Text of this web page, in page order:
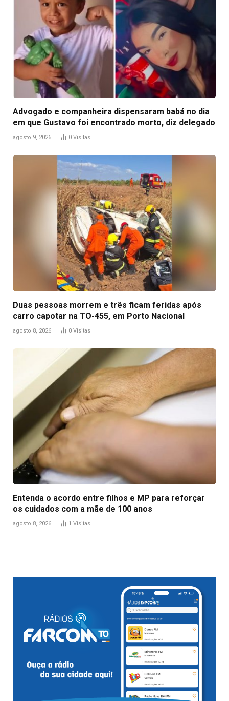
Advogado e companheira dispensaram babá no dia
em que Gustavo foi encontrado morto, diz delegado
agosto 9, 2026 0 Visitas
Duas pessoas morrem e três ficam feridas após
carro capotar na TO-455, em Porto Nacional
agosto 8, 2026 0 Visitas
Entenda o acordo entre filhos e MP para reforçar
os cuidados com a mãe de 100 anos
agosto 8, 2026 1 Visitas